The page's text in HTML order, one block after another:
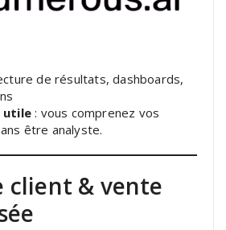
de résultats, dashboards,
utile : vous comprenez vos
être analyste.
client & vente